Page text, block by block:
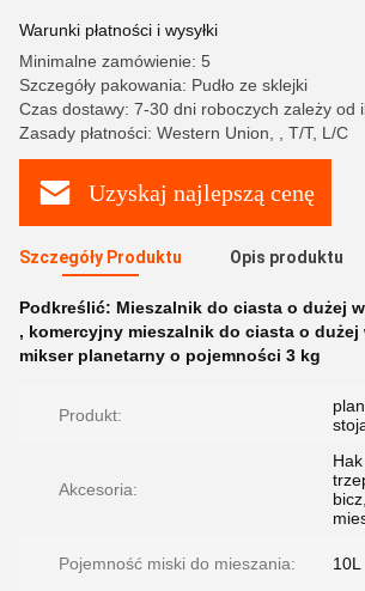
Warunki płatności i wysyłki
Minimalne zamówienie: 5
Szczegóły pakowania: Pudło ze sklejki
Czas dostawy: 7-30 dni roboczych zależy od
Zasady płatności: Western Union, , T/T, L/C
Uzyskaj najlepszą cenę
Szczegóły Produktu Opis produktu
Podkreślić: Mieszalnik do ciasta o dużej
, komercyjny mieszalnik do ciasta o dużej
mikser planetarny o pojemności 3 kg
Produkt:
Akcesoria:
Pojemność miski do mieszania: 10L